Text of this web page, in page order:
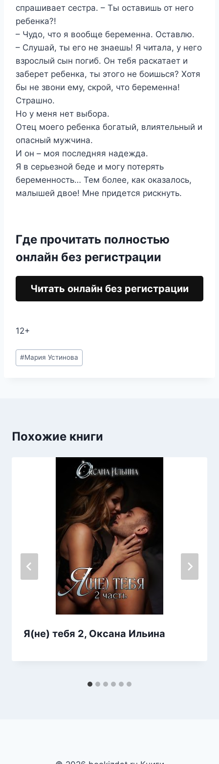
спрашивает сестра. – Ты оставишь от него
ребенка?!
– Чудо, что я вообще беременна. Оставлю.
– Слушай, ты его не знаешь! Я читала, у него
взрослый сын погиб. Он тебя раскатает и
заберет ребенка, ты этого не боишься? Хотя
бы не звони ему, скрой, что беременна!
Страшно.
Но у меня нет выбора.
Отец моего ребенка богатый, влиятельный и
опасный мужчина.
И он – моя последняя надежда.
Я в серьезной беде и могу потерять
беременность… Тем более, как оказалось,
малышей двое! Мне придется рискнуть.
Где прочитать полностью
онлайн без регистрации
Читать онлайн без регистрации
12+
Метки
записи:
#Мария Устинова
Похожие книги
Я(не) тебя 2, Оксана Ильина